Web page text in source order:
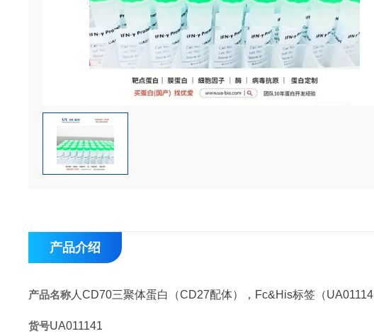
产品介绍
产品名称 人CD70三聚体蛋白（CD27配体），Fc&His标签（
货号UA011141